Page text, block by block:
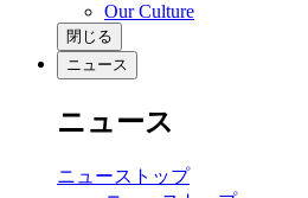
Our Culture
閉じる
ニュース
ニュース
ニューストップ